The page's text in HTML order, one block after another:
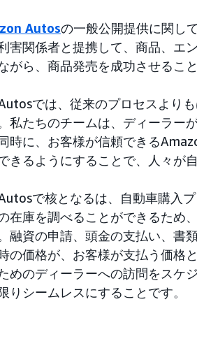
Autosの一般公開提供に関し
害関係者と提携して、商品、エ
がら、商品発売を成功させるこ
では、従来のプロセスより
私たちのチームは、ディーラー
時に、お客様が信頼できる
きるようにすることで、人々が
で核となるは、自動車購入
在庫を調べることができるため
融資の申請、頭金の支払い、書
の価格が、お客様が支払う価格
めのディーラーへの訪問をスケ
りシームレスにすることです。